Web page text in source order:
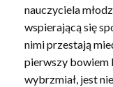
nauczyciela
wspierającą się
nimi przestają
pierwszy bowiem
wybrzmiał, jest